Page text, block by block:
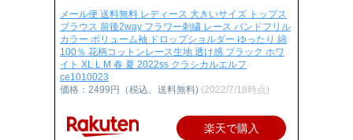
メール便 送料無料 レディース 大きいサイズ トップス
ブラウス 前後2way フラワー刺繍 レース バンドフリル
カラー ボリューム袖 ドロップショルダー ゆったり 綿
100％ 花柄コットンレース生地 透け感 ブラック ホワ
イト XL L M 春 夏 2022ss クラシカルエルフ
ce1010023
価格：2499円（税込、送料無料) (2022/7/18時点)
楽天で購入